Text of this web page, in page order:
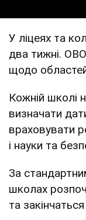
У ліцеях та
два тижні.
щодо
Кожній школі
визначати
враховувати
і науки та
За
школах
та